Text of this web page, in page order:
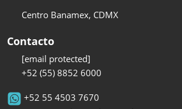
Centro Banamex, CDMX
Contacto
[email protected]
+52 (55) 8852 6000
+52 55 4503 7670